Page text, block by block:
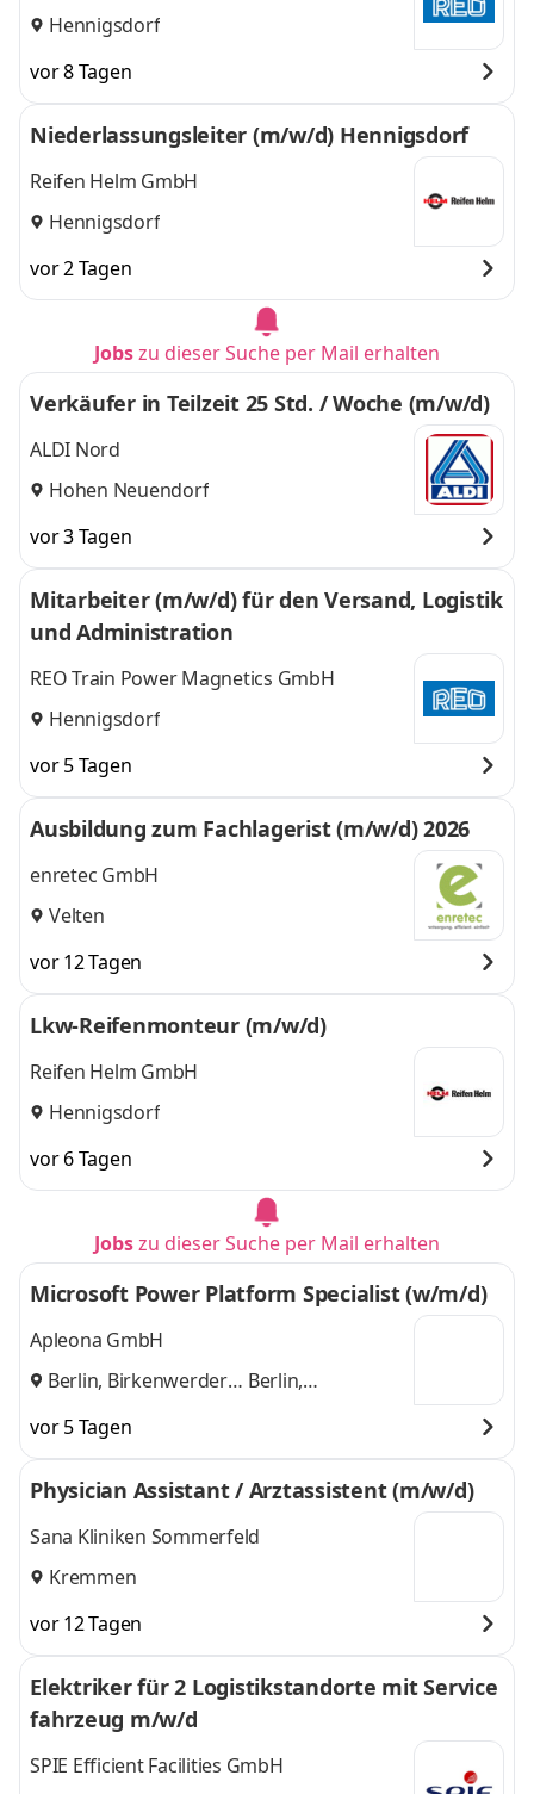
Hennigsdorf
vor 8 Tagen
Niederlassungsleiter (m/w/d) Hennigsdorf
Reifen Helm GmbH
Hennigsdorf
vor 2 Tagen
Jobszu dieser Suche per Mail erhalten
Verkäufer in Teilzeit 25 Std. / Woche (m/w/d)
ALDI Nord
Hohen Neuendorf
vor 3 Tagen
Mitarbeiter (m/w/d) für den Versand, Logistik
und Administration
REO Train Power Magnetics GmbH
Hennigsdorf
vor 5 Tagen
Ausbildung zum Fachlagerist (m/w/d) 2026
enretec GmbH
Velten
vor 12 Tagen
Lkw-Reifenmonteur (m/w/d)
Reifen Helm GmbH
Hennigsdorf
vor 6 Tagen
Jobszu dieser Suche per Mail erhalten
Microsoft Power Platform Specialist (w/m/d)
Apleona GmbH
Berlin, Birkenwerder
Berlin,
vor 5 Tagen
Physician Assistant / Arztassistent (m/w/d)
Sana Kliniken Sommerfeld
Kremmen
vor 12 Tagen
Elektriker für 2 Logistikstandorte mit Service
fahrzeug m/w/d
SPIE Efficient Facilities GmbH